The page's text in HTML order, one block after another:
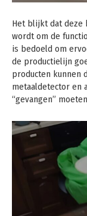
Het blijkt dat deze
wordt om de
is bedoeld om
de productielijn
producten kunnen
metaaldetector en
“gevangen”